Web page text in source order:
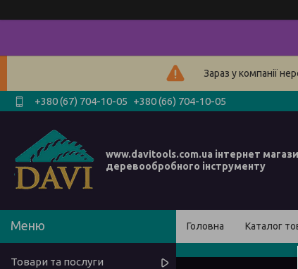
Зараз у компанії
+380 (67) 704-10-05 +380 (66) 704-10-05
www.davitools.com.ua інтернет
деревообробного інструменту
Головна Каталог
Товари та послуги